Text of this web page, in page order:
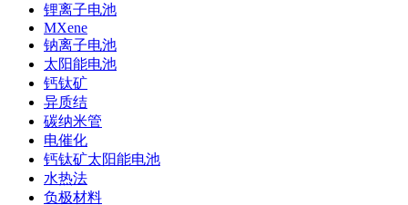
锂离子电池
MXene
钠离子电池
太阳能电池
钙钛矿
异质结
碳纳米管
电催化
钙钛矿太阳能电池
水热法
负极材料